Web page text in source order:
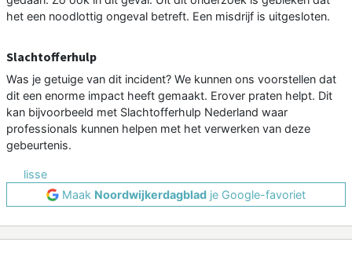
het een noodlottig ongeval betreft. Een misdrijf is uitgesloten.
Slachtofferhulp
Was je getuige van dit incident? We kunnen ons voorstellen dat
dit een enorme impact heeft gemaakt. Erover praten helpt. Dit
kan bijvoorbeeld met Slachtofferhulp Nederland waar
professionals kunnen helpen met het verwerken van deze
gebeurtenis.
lisse
Maak Noordwijkerdagblad je Google-favoriet